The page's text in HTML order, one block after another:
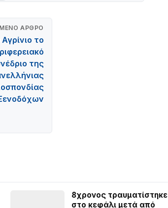
ΆΡΘΡΟ
το
της
8χρονος τραυματίστηκε
στο κεφάλι μετά από